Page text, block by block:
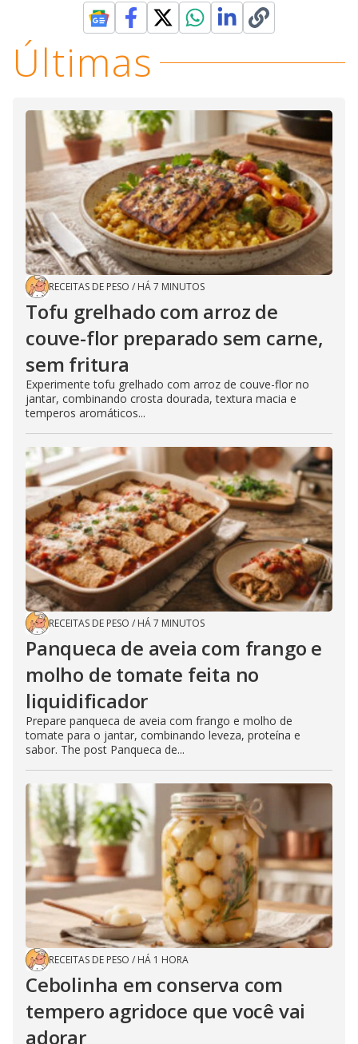
Últimas
RECEITAS DE PESO / HÁ 7 MINUTOS
Tofu grelhado com arroz de
couve-flor preparado sem carne,
sem fritura
Experimente tofu grelhado com arroz de couve-flor no
jantar, combinando crosta dourada, textura macia e
temperos aromáticos...
RECEITAS DE PESO / HÁ 7 MINUTOS
Panqueca de aveia com frango e
molho de tomate feita no
liquidificador
Prepare panqueca de aveia com frango e molho de
tomate para o jantar, combinando leveza, proteína e
sabor. The post Panqueca de...
RECEITAS DE PESO / HÁ 1 HORA
Cebolinha em conserva com
tempero agridoce que você vai
adorar